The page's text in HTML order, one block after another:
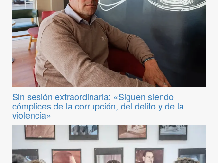
Sin sesión extraordinaria: «Siguen siendo
cómplices de la corrupción, del delito y de la
violencia»